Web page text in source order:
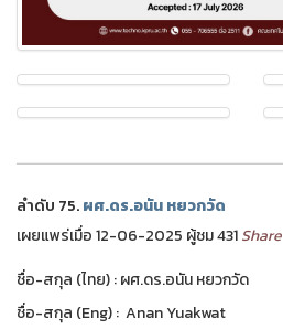
ลำดับ 75.ผศ.ดร.อนัน หยวกวัด
เผยแพร่เมื่อ 12-06-2025 ผู้ชม 431Share
ชื่อ-สกุล (ไทย) : ผศ.ดร.อนัน หยวกวัด
ชื่อ-สกุล (Eng) : Anan Yuakwat